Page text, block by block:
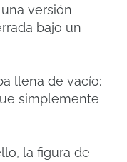
versión
bajo un
llena de vacío:
simplemente
la figura de